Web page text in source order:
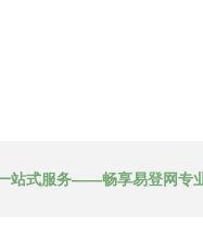
站式服务——畅享易登网专